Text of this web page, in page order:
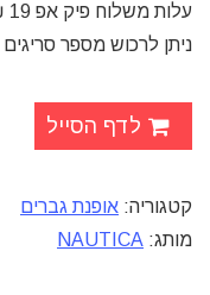
עלות משלוח פיק אפ 19 ₪
ניתן לרכוש מספר
לדף הסייל
קטגוריה: אופנת גברים
מותג: NAUTICA